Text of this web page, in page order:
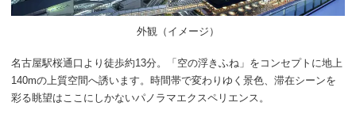
外観（イメージ）
名古屋駅桜通口より徒歩約13分。「空の浮きふね」をコンセプトに地上
140mの上質空間へ誘います。時間帯で変わりゆく景色、滞在シーンを
彩る眺望はここにしかないパノラマエクスペリエンス。